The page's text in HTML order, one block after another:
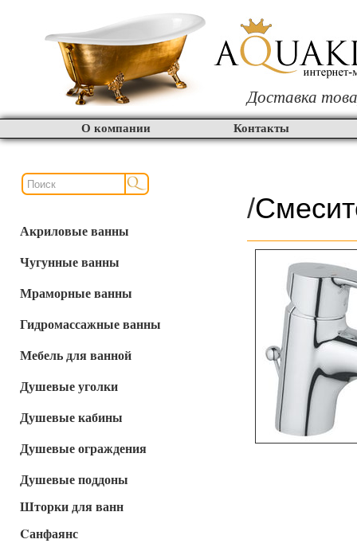
Доставка
О компании Контакты
Акриловые ванны
Чугунные ванны
Мраморные ванны
Гидромассажные ванны
Мебель для ванной
Душевые уголки
Душевые кабины
Душевые ограждения
Душевые поддоны
Шторки для ванн
Cанфаянс
/